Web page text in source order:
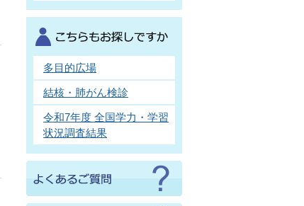
多目的広場
結核・肺がん検診
令和7年度 全国学力・学習
状況調査結果